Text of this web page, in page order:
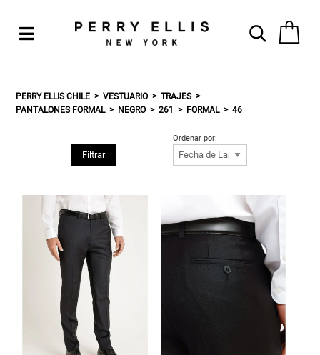
PERRY ELLIS CHILE VESTUARIO
TRAJES
PANTALONES FORMAL
NEGRO 261 FORMAL 46
Filtrar
Ordenar por: